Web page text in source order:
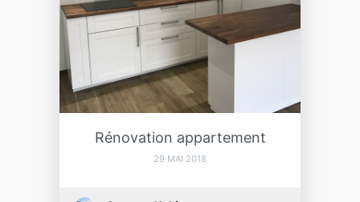
Rénovation appartement
29 MAI 2018